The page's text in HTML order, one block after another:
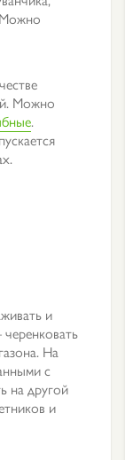
Можно
Можно
.
и
На
с
на другой
и